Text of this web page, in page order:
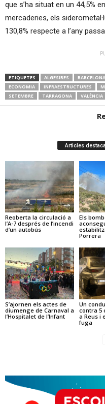
que s’ha situat en un 44,5%
mercaderies, els
130,8% respecte a l’any
ETIQUETES ALGESIRES BARCELONA
ECONOMIA
INFRAESTRUCTURES
SETEMBRE
TARRAGONA VALÈNCIA
Articles
Reoberta la circulació a
l’A-7 després de l’incendi
d’un autobús
Els
Porrera
S’ajornen els actes de
diumenge de Carnaval a
l’Hospitalet de l’Infant
Un
contra 5
a Reus i
fuga